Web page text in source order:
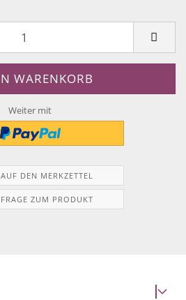
Weiter mit
AUF DEN MERKZETTEL
FRAGE ZUM PRODUKT